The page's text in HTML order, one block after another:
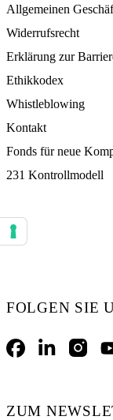
Allgemeinen
Widerrufsrecht
Erklärung zur
Ethikkodex
Whistleblowing
Kontakt
Fonds für neue
231 Kontrollmodell
FOLGEN SIE
FacebookLinkedIn
ZUM
Ihre Einstellungen für